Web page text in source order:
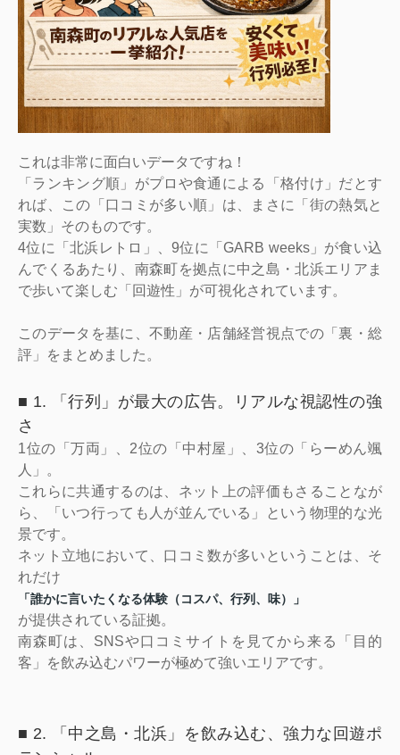
これは非常に面白いデータですね！
「ランキング順」がプロや食通による「格付け」だとす
れば、この「口コミが多い順」は、まさに「街の熱気と
実数」そのものです。
4位に「北浜レトロ」、9位に「GARB weeks」が食い込
んでくるあたり、南森町を拠点に中之島・北浜エリアま
で歩いて楽しむ「回遊性」が可視化されています。
このデータを基に、不動産・店舗経営視点での「裏・総
評」をまとめました。
■ 1. 「行列」が最大の広告。リアルな視認性の強
さ
1位の「万両」、2位の「中村屋」、3位の「らーめん颯
人」。
これらに共通するのは、ネット上の評価もさることなが
ら、「いつ行っても人が並んでいる」という物理的な光
景です。
ネット立地において、口コミ数が多いということは、そ
れだけ
「誰かに言いたくなる体験（コスパ、行列、味）」
が提供されている証拠。
南森町は、SNSや口コミサイトを見てから来る「目的
客」を飲み込むパワーが極めて強いエリアです。
■ 2. 「中之島・北浜」を飲み込む、強力な回遊ポ